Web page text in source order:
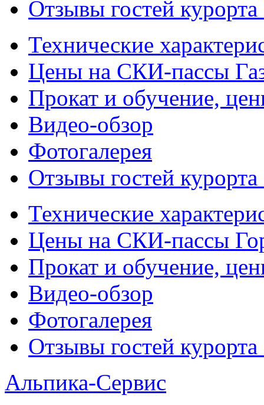
Отзывы гостей
Технические
Цены на СКИ-пассы
Прокат и обучение,
Видео-обзор
Фотогалерея
Отзывы гостей
Технические
Цены на СКИ-пассы
Прокат и обучение,
Видео-обзор
Фотогалерея
Отзывы гостей
Альпика-Сервис